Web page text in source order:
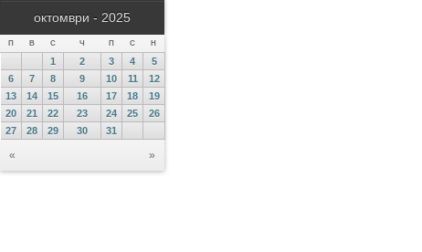
октомври - 2025
П В С Ч П С Н
« »
1 2 3 4
5
6
7 8 9 10 11
12
13
14 15 16 17 18
19
20
21 22 23 24 25
26
27
28 29 30 31